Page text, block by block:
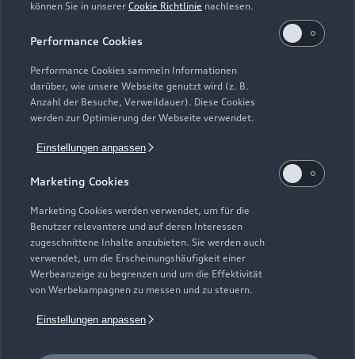
können Sie in unserer Cookie Richtlinie nachlesen.
Performance Cookies
Performance Cookies sammeln Informationen
darüber, wie unsere Webseite genutzt wird (z. B.
Anzahl der Besuche, Verweildauer). Diese Cookies
werden zur Optimierung der Webseite verwendet.
Einstellungen anpassen
Marketing Cookies
Marketing Cookies werden verwendet, um für die
Benutzer relevantere und auf deren Interessen
zugeschnittene Inhalte anzubieten. Sie werden auch
verwendet, um die Erscheinungshäufigkeit einer
Werbeanzeige zu begrenzen und um die Effektivität
von Werbekampagnen zu messen und zu steuern.
Einstellungen anpassen
Service
Montag 07:30